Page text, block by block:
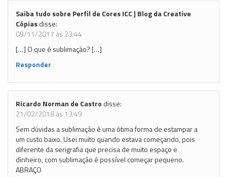
Saiba tudo sobre Perfil de Cores ICC | Blog da Creative
Cópiasdisse:
09/11/2017 às 23:44
[…] O que é sublimação? […]
Responder
Ricardo Norman de Castro disse:
21/02/2018 às 13:49
Sem dúvidas a sublimação é uma ótima forma de estampar a
um custo baixo. Usei muito quando estava começando, pois
diferente da serigrafia que precisa de muito espaço e
dinheiro, com sublimação é possível começar pequeno.
ABRAÇO